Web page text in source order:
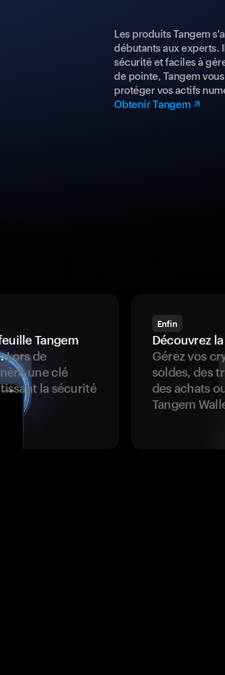
Les produits Tangem
débutants aux experts.
sécurité et faciles à
de pointe, Tangem
protéger vos actifs
Obtenir Tangem
Tangem
Lors de
une clé
la sécurité
Enfin
Découvrez
Gérez vos
soldes, des
des achats
Tangem